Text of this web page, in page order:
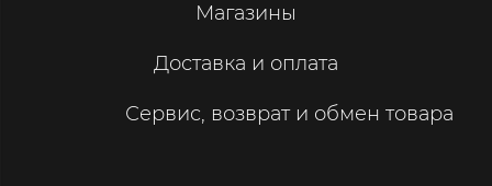
Магазины
Доставка и оплата
Сервис, возврат и обмен товара